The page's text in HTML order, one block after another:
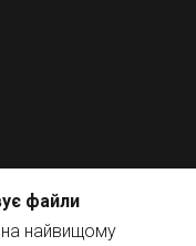
файли
на найвищому